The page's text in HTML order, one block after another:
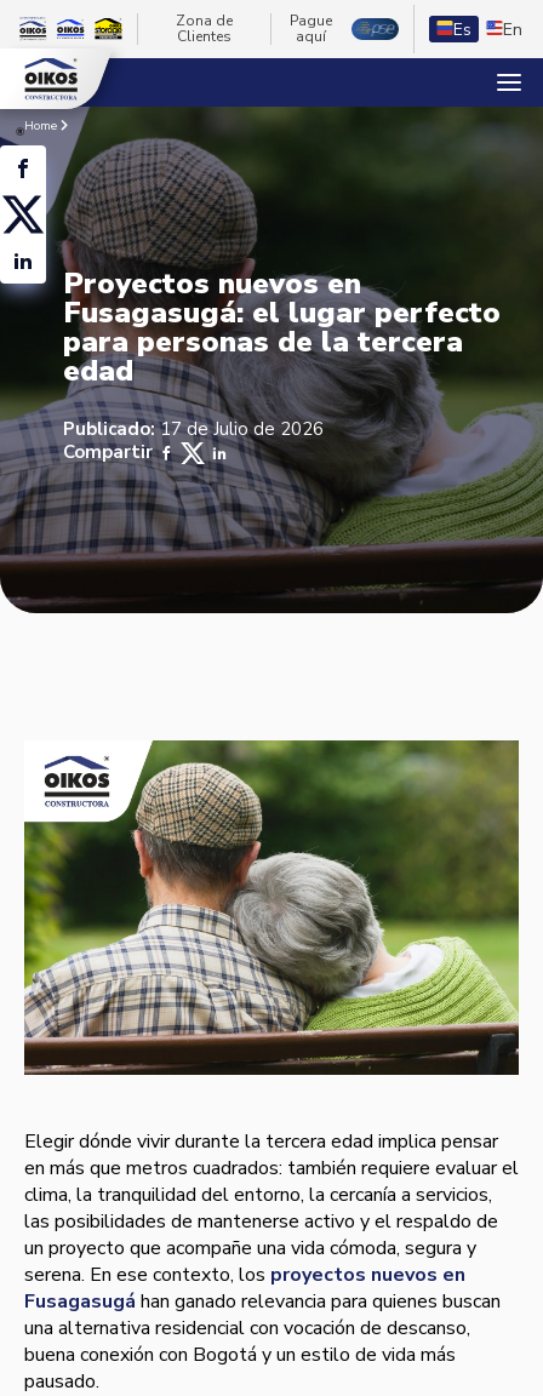
Zona de
Clientes
Pague
aquí
Es En
Home
Proyectos nuevos en
Fusagasugá: el lugar perfecto
para personas de la tercera
edad
Publicado:17 de Julio de 2026
Compartir
Elegir dónde vivir durante la tercera edad implica pensar
en más que metros cuadrados: también requiere evaluar el
clima, la tranquilidad del entorno, la cercanía a servicios,
las posibilidades de mantenerse activo y el respaldo de
un proyecto que acompañe una vida cómoda, segura y
serena. En ese contexto, los proyectos nuevos en
Fusagasugá han ganado relevancia para quienes buscan
una alternativa residencial con vocación de descanso,
buena conexión con Bogotá y un estilo de vida más
pausado.